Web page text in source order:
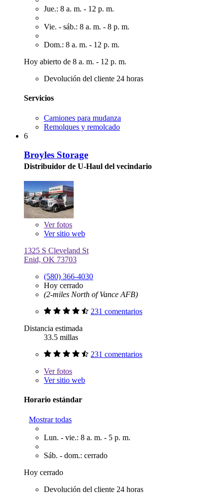
Jue.: 8 a. m. - 12 p. m.
Vie. - sáb.: 8 a. m. - 8 p. m.
Dom.: 8 a. m. - 12 p. m.
Hoy abierto de 8 a. m. - 12 p. m.
Devolución del cliente 24 horas
Servicios
Camiones para mudanza
Remolques y remolcado
6
Broyles Storage
Distribuidor de U-Haul del vecindario
Verfotos
Ver sitio web
1325 S Cleveland St
Enid, OK 73703
(580) 366-4030
Hoy cerrado
(2-miles North of Vance AFB)
231 comentarios
Distancia estimada
33.5 millas
231 comentarios
Verfotos
Ver sitio web
Horario estándar
Mostrar todas
Lun. - vie.: 8 a. m. - 5 p. m.
Sáb. - dom.: cerrado
Hoy cerrado
Devolución del cliente 24 horas